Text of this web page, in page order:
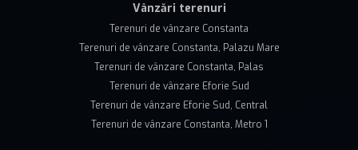
Vânzări terenuri
Terenuri de vânzare Constanta
Terenuri de vânzare Constanta, Palazu Mare
Terenuri de vânzare Constanta, Palas
Terenuri de vânzare Eforie Sud
Terenuri de vânzare Eforie Sud, Central
Terenuri de vânzare Constanta, Metro 1